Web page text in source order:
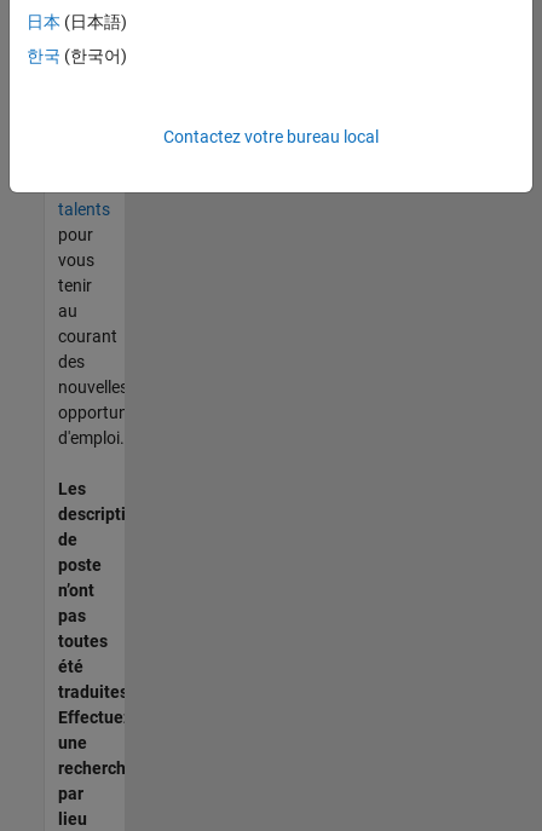
corresponde
à vos
talents
pour
vous
tenir
au
courant
des
nouvelles
opportunités
d'emploi.
Les
descriptions
de
poste
n’ont
pas
toutes
été
traduites.
Effectuez
une
recherche
par
lieu
日本 (日本語)
한국 (한국어)
Contactez votre bureau local